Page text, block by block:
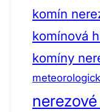
komín
komínová
komíny